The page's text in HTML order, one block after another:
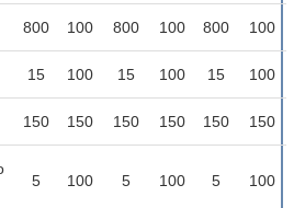
800 100 800 100 800 100
15 100 15 100 15 100
150 150 150 150 150 150
5 100 5 100 5 100